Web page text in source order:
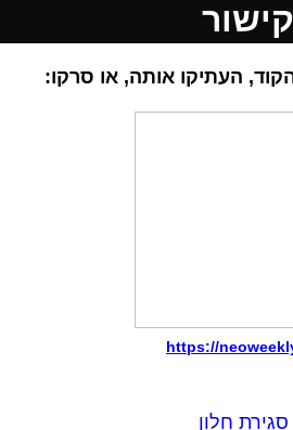
העתיקו אותה, או סרקו:
https://
סגירת חלון